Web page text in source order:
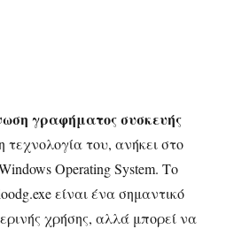
γραφήματος συσκευής
τεχνολογία του, ανήκει στο
Operating System. Το
είναι ένα σημαντικό
χρήσης, αλλά μπορεί να